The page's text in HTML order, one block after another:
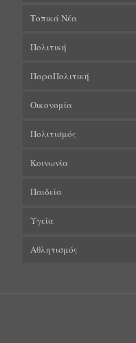
Τοπικά Νέα
Πολιτική
ΠαραΠολιτική
Οικονομία
Πολιτισμός
Κοινωνία
Παιδεία
Υγεία
Αθλητισμός